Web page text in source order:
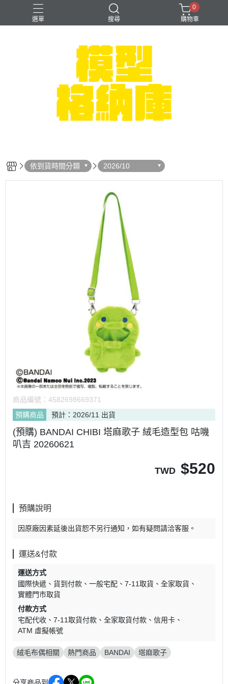
選單 搜尋
可以色色
崩壞：星穹鐵道
0
購物車
依到貨時間分類 2026/10
商品編號： 4582698669371
預購商品
預計：2026/11 出貨
(預購) BANDAI CHIBI 塔麻歌子 絨毛造型包 咕嘰
叭吉 20260621
TWD $520
預購說明
因原廠因素延後出貨恕不另行通知，如有疑問請洽客服。
運送&付款
運送方式
國際快遞
貨到付款 一般宅配 7-11取貨
全家取貨
實體門市取貨
付款方式
宅配代收
7-11取貨付款 全家取貨付款
信用卡
ATM 虛擬帳號
絨毛布偶相關 熱門商品 BANDAI 塔麻歌子
分享商品到